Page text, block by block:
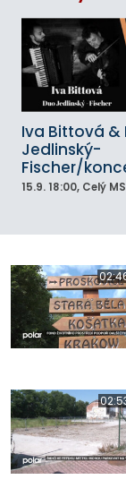
Iva Bittová &
Jedlinský-
Fischer/
15.9. 18:00, Celý